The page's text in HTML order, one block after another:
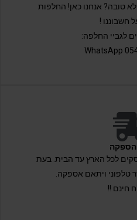
טובה? אנחנו כאן! החלפות
חשבוננו !
לגביי החלפה:
הספקה
בין 6-19 ימי עסקים לכל הארץ עד הבית. בעת
טלפוני ויתאם אספקה.
חינם !!